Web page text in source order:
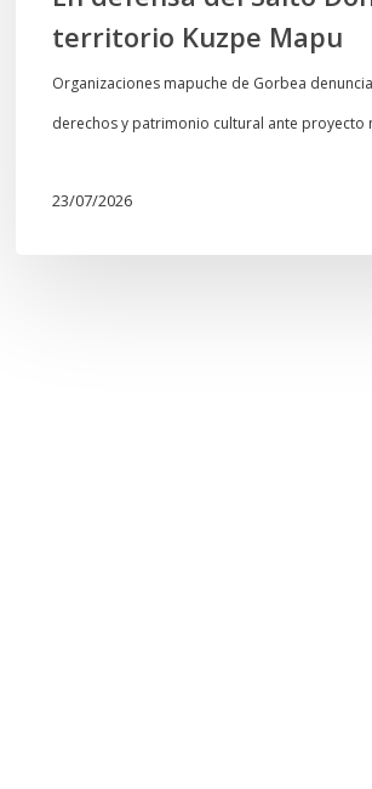
territorio Kuzpe Mapu
Organizaciones mapuche de Gorbea
derechos y patrimonio cultural ante proyecto
23/07/2026